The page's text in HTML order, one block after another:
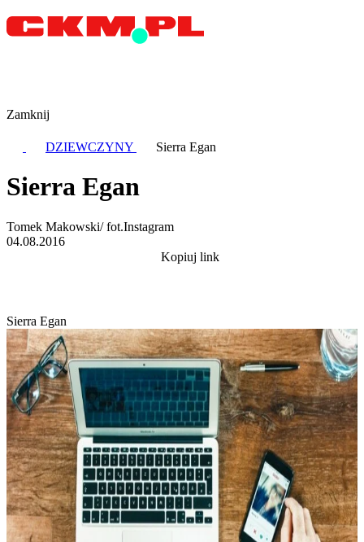
Zamknij
DZIEWCZYNY Sierra Egan
Sierra Egan
Tomek Makowski/ fot.Instagram
04.08.2016
Kopiuj link
Sierra Egan